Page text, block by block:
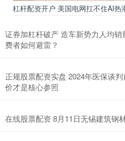
杠杆配资开户 美国电网扛不住AI热
证券加杠杆破产 造车新势力人均
费者如何避雷？
正规股票配资实盘 2024年医保谈
价才是核心参照
在线股票配资 8月11日无锡建筑钢